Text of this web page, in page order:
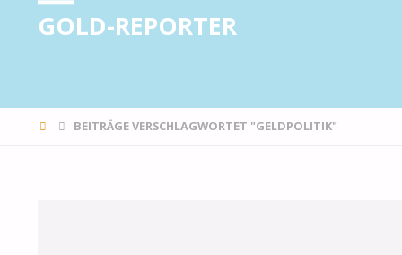
GOLD-REPORTER
STARTSEITE
BEITRÄGE VERSCHLAGWORTET "GELDPOLITIK"